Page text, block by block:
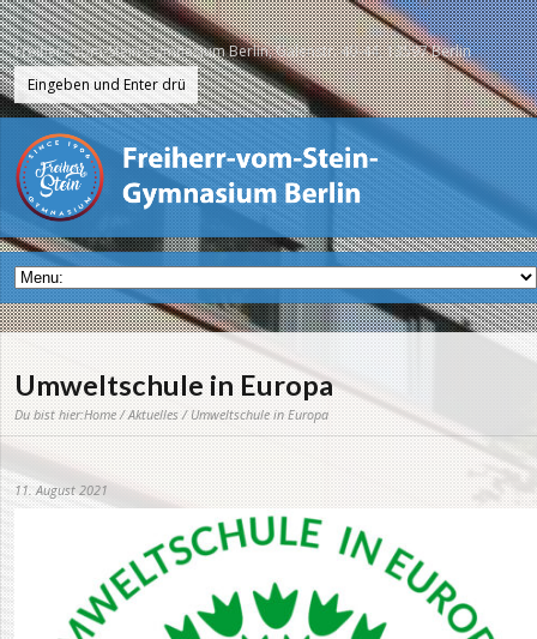
Freiherr-vom-Stein-Gymnasium Berlin, Galenstr. 40-44, 13597 Berlin
Umweltschule in Europa
Du bist hier:Home/Aktuelles/ Umweltschule in Europa
11. August 2021